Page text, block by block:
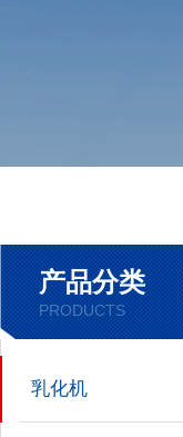
产品分类
PRODUCTS
乳化机